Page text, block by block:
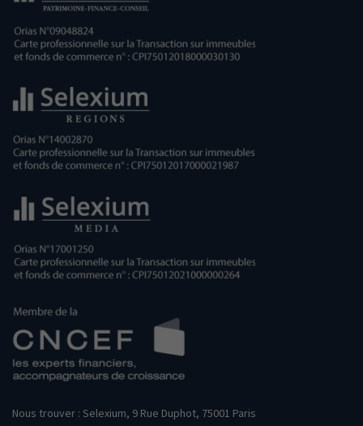
Nous trouver : Selexium, 9 Rue Duphot, 75001 Paris